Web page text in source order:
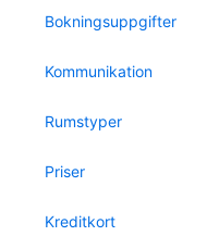
Bokningsuppgifter
Kommunikation
Rumstyper
Priser
Kreditkort